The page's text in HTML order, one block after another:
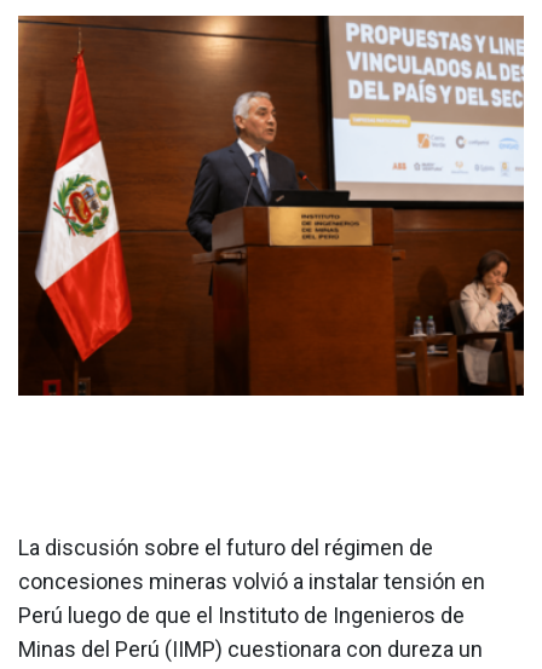
La discusión sobre el futuro del régimen de
concesiones mineras volvió a instalar tensión en
Perú luego de que el Instituto de Ingenieros de
Minas del Perú (IIMP) cuestionara con dureza un